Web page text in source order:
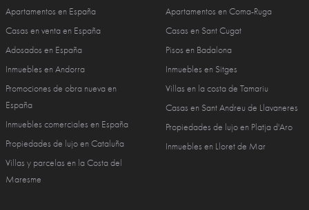
Apartamentos en España
Casas en venta en España
Adosados en España
Inmuebles en Andorra
Promociones de obra nueva en
España
Inmuebles comerciales en España
Propiedades de lujo en Cataluña
Villas y parcelas en la Costa del
Maresme
Apartamentos en Coma-Ruga
Casas en Sant Cugat
Pisos en Badalona
Inmuebles en Sitges
Villas en la costa de Tamariu
Casas en Sant Andreu de Llavaneres
Propiedades de lujo en Platja d'Aro
Inmuebles en Lloret de Mar